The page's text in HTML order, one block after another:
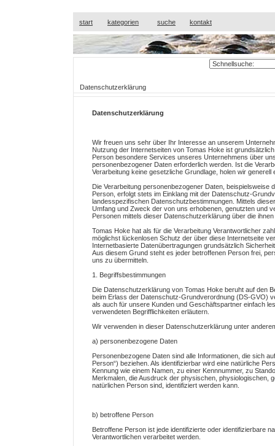
start kategorien suche kontakt
Datenschutzerklärung
Datenschutzerklärung
Wir freuen uns sehr über Ihr Interesse an unserem
Nutzung der Internetseiten von Tomas Hoke ist
Person besondere Services unseres Unternehmens über
personenbezogener Daten erforderlich werden. Ist die
Verarbeitung keine gesetzliche Grundlage, holen wir generell
Die Verarbeitung personenbezogener Daten,
Person, erfolgt stets im Einklang mit der Datenschutz-
landesspezifischen Datenschutzbestimmungen. Mittels
Umfang und Zweck der von uns erhobenen, genutzten und
Personen mittels dieser Datenschutzerklärung über die
Tomas Hoke hat als für die Verarbeitung Verantwortlicher
möglichst lückenlosen Schutz der über diese Internetseite
Internetbasierte Datenübertragungen grundsätzlich
Aus diesem Grund steht es jeder betroffenen Person frei,
uns zu übermitteln.
1. Begriffsbestimmungen
Die Datenschutzerklärung von Tomas Hoke beruht auf den
beim Erlass der Datenschutz-Grundverordnung (DS-GVO)
als auch für unsere Kunden und Geschäftspartner einfach
verwendeten Begrifflichkeiten erläutern.
Wir verwenden in dieser Datenschutzerklärung unter
a) personenbezogene Daten
Personenbezogene Daten sind alle Informationen, die sich
Person“) beziehen. Als identifizierbar wird eine natürliche
Kennung wie einem Namen, zu einer Kennnummer, zu
Merkmalen, die Ausdruck der physischen, physiologischen,
natürlichen Person sind, identifiziert werden kann.
b) betroffene Person
Betroffene Person ist jede identifizierte oder identifizierbare
Verantwortlichen verarbeitet werden.